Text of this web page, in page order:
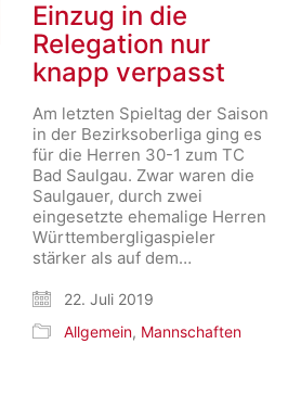
Einzug in die
Relegation nur
knapp verpasst
Am letzten Spieltag der Saison
in der Bezirksoberliga ging es
für die Herren 30-1 zum TC
Bad Saulgau. Zwar waren die
Saulgauer, durch zwei
eingesetzte ehemalige Herren
Württembergligaspieler
stärker als auf dem…
22. Juli 2019
Allgemein, Mannschaften